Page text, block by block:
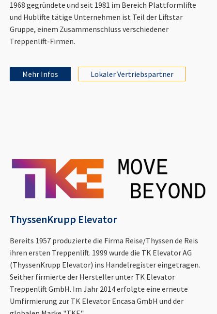
1968 gegründete und seit 1981 im Bereich Plattformlifte
und Hublifte tätige Unternehmen ist Teil der Liftstar
Gruppe, einem Zusammenschluss verschiedener
Treppenlift-Firmen.
Mehr Infos Lokaler Vertriebspartner
ThyssenKrupp Elevator
Bereits 1957 produzierte die Firma Reise/Thyssen de Reis
ihren ersten Treppenlift. 1999 wurde die TK Elevator AG
(ThyssenKrupp Elevator) ins Handelregister eingetragen.
Seither firmierte der Hersteller unter TK Elevator
Treppenlift GmbH. Im Jahr 2014 erfolgte eine erneute
Umfirmierung zur TK Elevator Encasa GmbH und der